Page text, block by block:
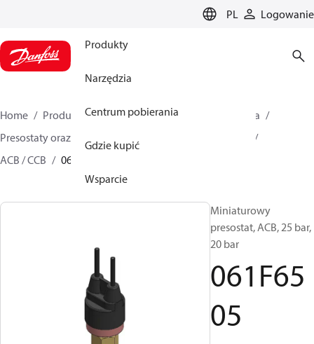
PL Logowanie
Produkty
Narzędzia
Centrum pobierania
Gdzie kupić
Wsparcie
Home Produkty
Climate Solutions dla chłodnictwa
Presostaty oraz termostaty
ACB / CCB
061F6505
Miniaturowy
presostat, ACB, 25 bar,
20 bar
061F65
05